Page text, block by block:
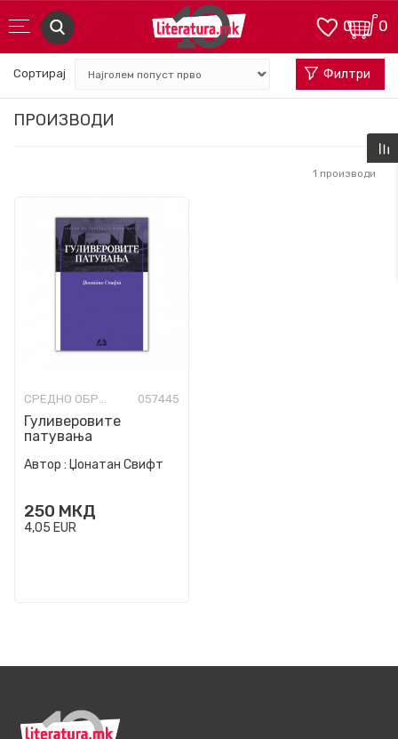
0
0
ПРОИЗВОДИ
Сортирај Филтри
1 производи
СРЕДНО ОБРАЗОВАНИЕ 057445
Гуливеровите
патувања
Автор : Џонатан Свифт
250 МКД
4,05 EUR